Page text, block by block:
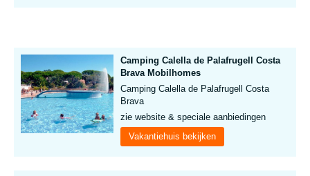
Camping Calella de Palafrugell Costa
Brava Mobilhomes
Camping Calella de Palafrugell Costa
Brava
zie website & speciale aanbiedingen
Vakantiehuis bekijken